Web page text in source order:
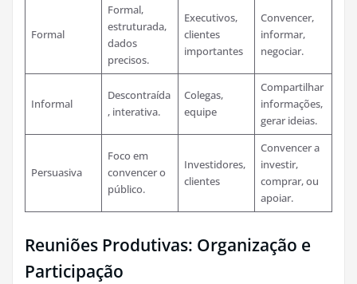
Formal
Formal,
estruturada,
dados
precisos.
Executivos,
clientes
importantes
Convencer,
informar,
negociar.
Informal
Descontraída
, interativa.
Colegas,
equipe
Compartilhar
informações,
gerar ideias.
Persuasiva
Foco em
convencer o
público.
Investidores,
clientes
Convencer a
investir,
comprar, ou
apoiar.
Reuniões Produtivas: Organização e
Participação